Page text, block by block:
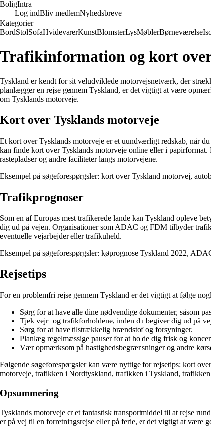
BoligIntra
Log indBliv medlemNyhedsbreve
Kategorier
BordStolSofaHvidevarerKunstBlomsterLysMøblerBørneværelse
Trafikinformation og kort
Tyskland er kendt for sit veludviklede motorvejsnetværk, der
planlægger en rejse gennem Tyskland, er det vigtigt at være
om Tysklands motorveje.
Kort over Tysklands motorveje
Et kort over Tysklands motorveje er et uundværligt redskab, når
kan finde kort over Tysklands motorveje online eller i
rastepladser og andre faciliteter langs motorvejene.
Eksempel på søgeforespørgsler: kort over Tyskland motorvej,
Trafikprognoser
Som en af Europas mest trafikerede lande kan Tyskland opleve
dig ud på vejen. Organisationer som ADAC og FDM tilbyder
eventuelle vejarbejder eller trafikuheld.
Eksempel på søgeforespørgsler: køprognose Tyskland 2022,
Rejsetips
For en problemfri rejse gennem Tyskland er det vigtigt at følge
Sørg for at have alle dine nødvendige dokumenter, såsom
Tjek vejr- og trafikforholdene, inden du begiver dig ud på
Sørg for at have tilstrækkelig brændstof og forsyninger.
Planlæg regelmæssige pauser for at holde dig frisk og
Vær opmærksom på hastighedsbegrænsninger og andre
Følgende søgeforespørgsler kan være nyttige for rejsetips: kort
motorveje, trafikken i Nordtyskland, trafikken i Tyskland,
Opsummering
Tysklands motorveje er et fantastisk transportmiddel til at rejse
er på vej til en forretningsrejse eller på ferie, er det vigtigt at være